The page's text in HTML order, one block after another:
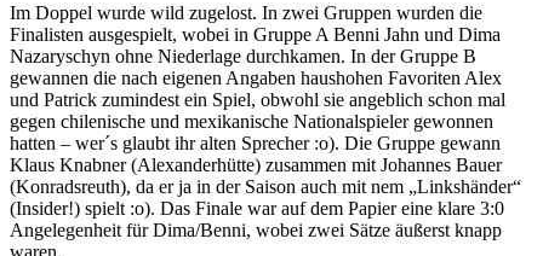
Im Doppel wurde wild zugelost. In zwei Gruppen wurden die
Finalisten ausgespielt, wobei in Gruppe A Benni Jahn und Dima
Nazaryschyn ohne Niederlage durchkamen. In der Gruppe B
gewannen die nach eigenen Angaben haushohen Favoriten Alex
und Patrick zumindest ein Spiel, obwohl sie angeblich schon mal
gegen chilenische und mexikanische Nationalspieler gewonnen
hatten – wer´s glaubt ihr alten Sprecher :o). Die Gruppe gewann
Klaus Knabner (Alexanderhütte) zusammen mit Johannes Bauer
(Konradsreuth), da er ja in der Saison auch mit nem „Linkshänder“
(Insider!) spielt :o). Das Finale war auf dem Papier eine klare 3:0
Angelegenheit für Dima/Benni, wobei zwei Sätze äußerst knapp
waren.